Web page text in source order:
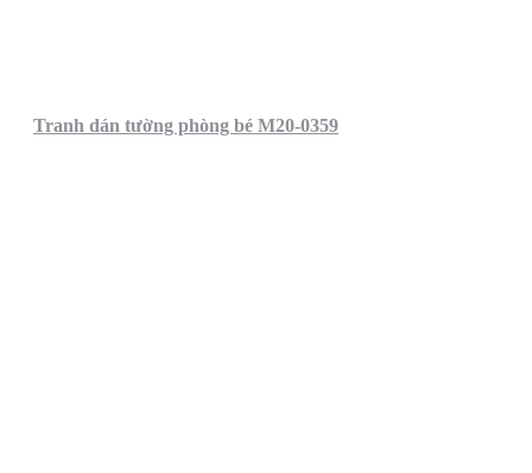
Tranh dán tường phòng bé M20-0359